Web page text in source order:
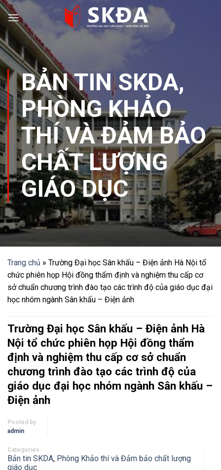
Skip
content
BẢN TIN SKDA,
PHÒNG KHẢO
THÍ VÀ ĐẢM BẢO
CHẤT LƯỢNG
GIÁO DỤC
Trang chủ » Trường Đại học Sân khấu – Điện ảnh Hà Nội tổ
chức phiên họp Hội đồng thẩm định và nghiệm thu cấp cơ
sở chuẩn chương trình đào tạo các trình độ của giáo dục đại
học nhóm ngành Sân khấu – Điện ảnh
Trường Đại học Sân khấu – Điện ảnh Hà
Nội tổ chức phiên họp Hội đồng thẩm
định và nghiệm thu cấp cơ sở chuẩn
chương trình đào tạo các trình độ của
giáo dục đại học nhóm ngành Sân khấu –
Điện ảnh
Posted by
admin
Categories
Bản tin SKDA, Phòng Khảo thí và Đảm bảo chất lượng
giáo dục